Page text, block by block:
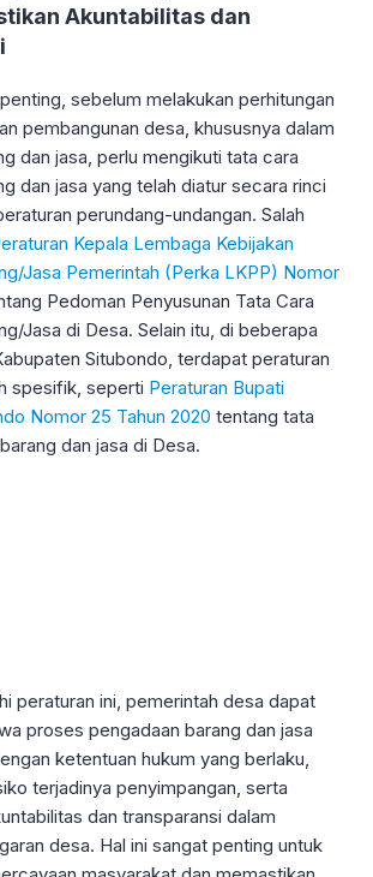
Akuntabilitas dan
sebelum melakukan perhitungan
pembangunan desa, khususnya dalam
dan jasa, perlu mengikuti tata cara
dan jasa yang telah diatur secara rinci
perundang-undangan. Salah
Kepala Lembaga Kebijakan
Jasa Pemerintah (Perka LKPP) Nomor
Pedoman Penyusunan Tata Cara
Jasa di Desa. Selain itu, di beberapa
Situbondo, terdapat peraturan
spesifik, seperti Peraturan Bupati
Nomor 25 Tahun 2020 tentang tata
dan jasa di Desa.
peraturan ini, pemerintah desa dapat
proses pengadaan barang dan jasa
ketentuan hukum yang berlaku,
terjadinya penyimpangan, serta
dan transparansi dalam
desa. Hal ini sangat penting untuk